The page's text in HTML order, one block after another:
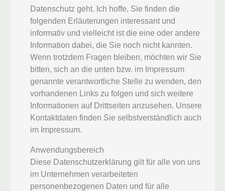
Datenschutz geht. Ich hoffe, Sie finden die
folgenden Erläuterungen interessant und
informativ und vielleicht ist die eine oder andere
Information dabei, die Sie noch nicht kannten.
Wenn trotzdem Fragen bleiben, möchten wir Sie
bitten, sich an die unten bzw. im Impressum
genannte verantwortliche Stelle zu wenden, den
vorhandenen Links zu folgen und sich weitere
Informationen auf Drittseiten anzusehen. Unsere
Kontaktdaten finden Sie selbstverständlich auch
im Impressum.
Anwendungsbereich
Diese Datenschutzerklärung gilt für alle von uns
im Unternehmen verarbeiteten
personenbezogenen Daten und für alle